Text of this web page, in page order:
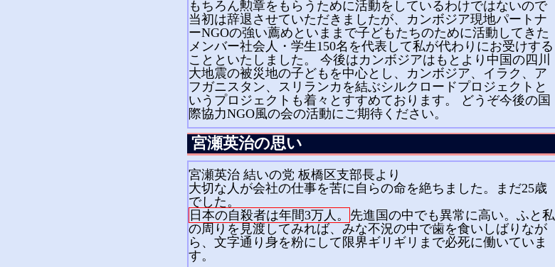
もちろん勲章をもらうために活動をしているわけではないので
当初は辞退させていただきましたが、カンボジア現地パートナ
ーNGOの強い薦めといままで子どもたちのために活動してきた
メンバー社会人・学生150名を代表して私が代わりにお受けする
ことといたしました。 今後はカンボジアはもとより中国の四川
大地震の被災地の子どもを中心とし、カンボジア、イラク、ア
フガニスタン、スリランカを結ぶシルクロードプロジェクトと
いうプロジェクトも着々とすすめております。 どうぞ今後の国
際協力NGO風の会の活動にご期待ください。
宮瀬英治の思い
宮瀬英治 結いの党 板橋区支部長より
大切な人が会社の仕事を苦に自らの命を絶ちました。まだ25歳
でした。
日本の自殺者は年間3万人。 先進国の中でも異常に高い。ふと私
の周りを見渡してみれば、みな不況の中で歯を食いしばりなが
ら、文字通り身を粉にして限界ギリギリまで必死に働いていま
す。